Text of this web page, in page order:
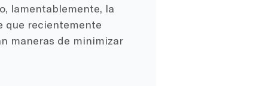
lamentablemente, la
que recientemente
maneras de minimizar